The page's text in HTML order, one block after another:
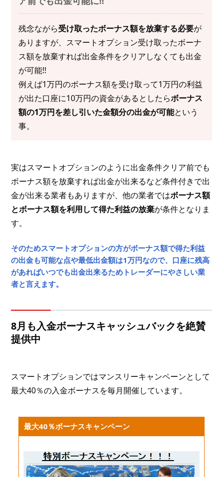
残念ながら受け取ったボーナス額を放棄する必要が
ありますが、スマートオプション受け取ったボーナ
ス額を放棄すれば出金条件をクリアしなくても出金
が可能!!
例えば1万円のボーナス額を受け取って1万円の利益
が出た口座に10万円の資金があるとしたらボーナス
額の1万円を差し引いた金額分の出金が可能という
事。
実はスマートオプションのように出金条件クリア前でも
ボーナス額を放棄すれば出金が出来るなど条件付きで出
金が出来る業者もありますが、他の業者ではボーナス額
とボーナス額を利用して得た利益の放棄が条件となりま
す。
そのためスマートオプションの方がボーナス額で得た利益
の出金も可能な点や最低出金額は1万円なので、口座に残高
があればいつでも出金出来るためトレーダーにやさしい業
者と言えます。
8月も入金ボーナスキャッシュバックを絶賛
提供中
スマートオプションではマンスリーキャンペーンとして
最大40％の入金ボーナスを毎月開催しています。
最大40％ボーナスキャンペーン